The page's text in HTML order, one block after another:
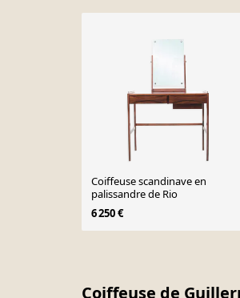
Coiffeuse scandinave en
palissandre de Rio
6 250 €
Coiffeuse de